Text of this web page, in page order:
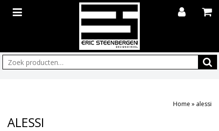
Zoeken:
Home » alessi
ALESSI